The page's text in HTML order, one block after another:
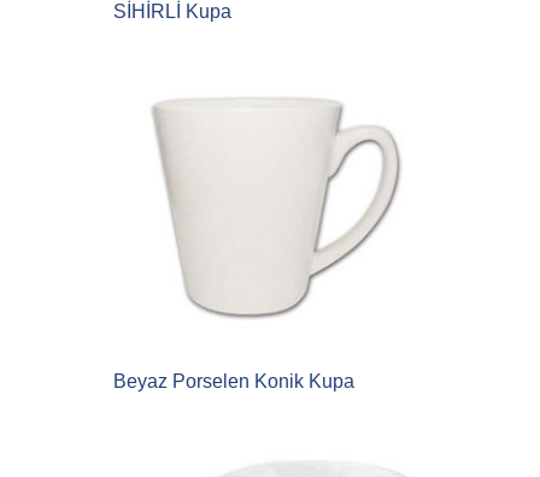
SİHİRLİ Kupa
Beyaz Porselen Konik Kupa